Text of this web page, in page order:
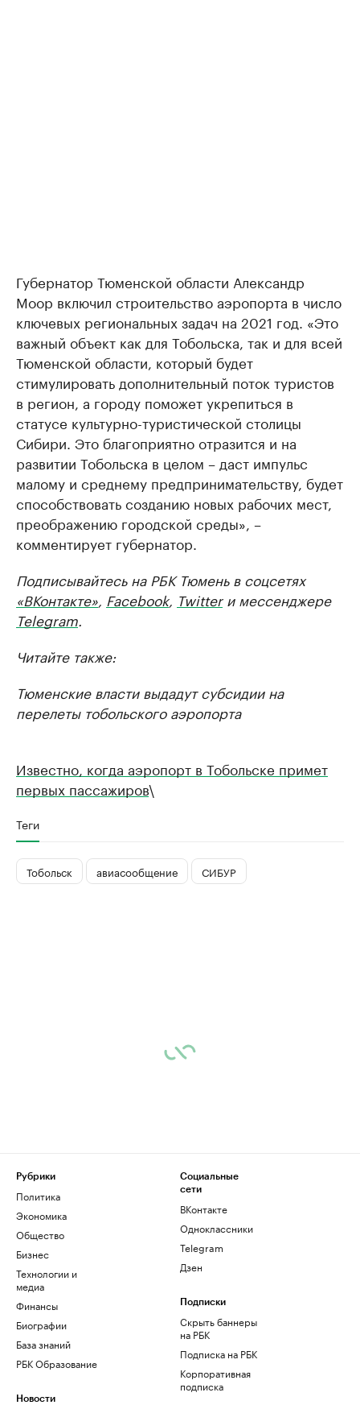
Губернатор Тюменской области Александр
Моор включил строительство аэропорта в число
ключевых региональных задач на 2021 год. «Это
важный объект как для Тобольска, так и для всей
Тюменской области, который будет
стимулировать дополнительный поток туристов
в регион, а городу поможет укрепиться в
статусе культурно-туристической столицы
Сибири. Это благоприятно отразится и на
развитии Тобольска в целом – даст импульс
малому и среднему предпринимательству, будет
способствовать созданию новых рабочих мест,
преображению городской среды», –
комментирует губернатор.
Подписывайтесь на РБК Тюмень в соцсетях
«ВКонтакте», Facebook, Twitterи мессенджере
Telegram.
Читайте также:
Тюменские власти выдадут субсидии на
перелеты тобольского аэропорта
Известно, когда аэропорт в Тобольске примет
первых пассажиров\
Теги
Тобольск авиасообщение СИБУР
Рубрики
Политика
Экономика
Общество
Бизнес
Технологии и
медиа
Финансы
Биографии
База знаний
РБК Образование
Новости
Социальные
сети
ВКонтакте
Одноклассники
Telegram
Дзен
Подписки
Скрыть баннеры
на РБК
Подписка на РБК
Корпоративная
подписка